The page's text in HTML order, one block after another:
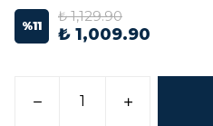
%11
₺ 1,129.90
₺ 1,009.90